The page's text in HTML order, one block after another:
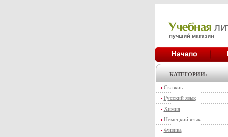
КАТЕГОРИИ:
Сказкиь
Русский язык
Химия
Немецкий язык
Физика